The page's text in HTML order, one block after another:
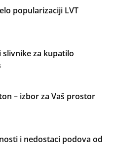
popularizaciji LVT
slivnike za kupatilo
– izbor za Vaš prostor
i nedostaci podova od